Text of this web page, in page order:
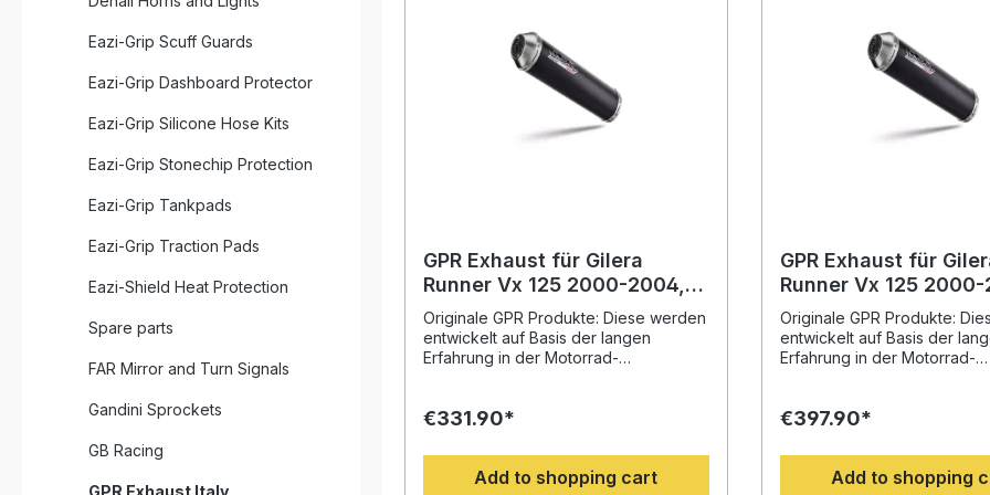
Eazi-Grip Scuff Guards
Eazi-Grip Dashboard Protector
Eazi-Grip Silicone Hose Kits
Eazi-Grip Stonechip Protection
Eazi-Grip Tankpads
Eazi-Grip Traction Pads
Eazi-Shield Heat Protection
Spare parts
FAR Mirror and Turn Signals
Gandini Sprockets
GB Racing
GPR Exhaust Italy
GPR Exhaust für Gilera
Runner Vx 125 2000-2004,
Evo4 Road, Homologated
legal full system exhaust,
including removable db killer
Originale GPR Produkte: Diese werden
entwickelt auf Basis der langen
Erfahrung in der Motorrad-
Drehmoment und Leistung und der
gegenüber der Serie, werten Sie Ihr
Fahrzeug deutlich auf und erhalten ein
€331.90*
Add to shopping cart
GPR Exhaust für
Runner Vx 125 2000-
Evo4 Road,
legal full system
including removable
Originale GPR Produkte:
entwickelt auf Basis der
Erfahrung in der Motorrad-
Drehmoment und Leistung
gegenüber der Serie,
Fahrzeug deutlich auf und
€397.90*
Add to shopping